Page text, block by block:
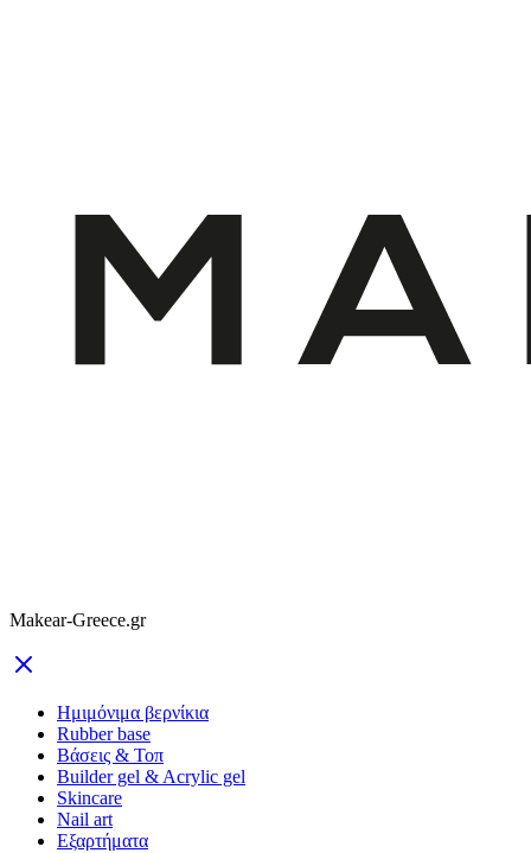
Makear-Greece.gr
Ημιμόνιμα βερνίκια
Rubber base
Βάσεις & Τοπ
Builder gel & Acrylic gel
Skincare
Nail art
Εξαρτήματα